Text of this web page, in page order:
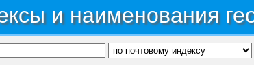
и наименования